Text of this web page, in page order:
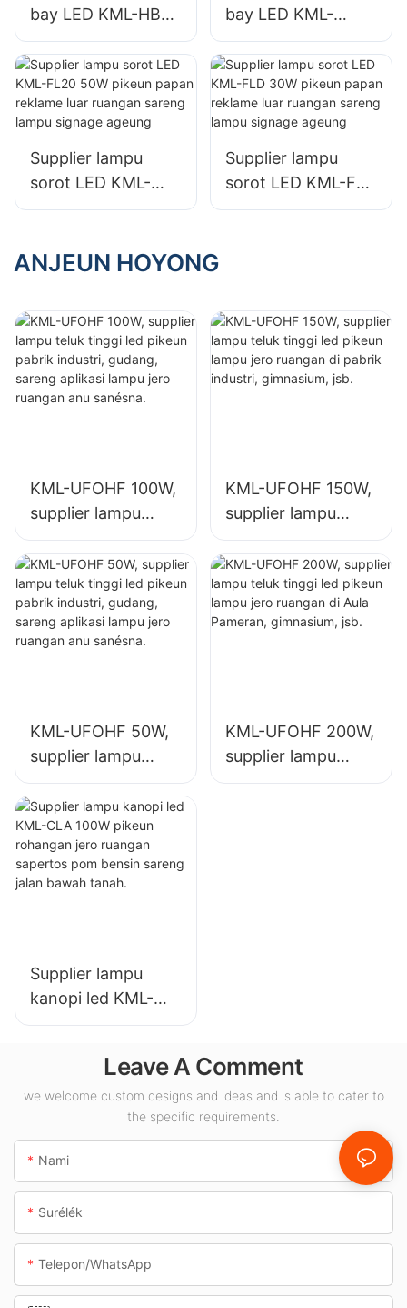
bay LED KML-HB52
100W pikeun
rohangan jero
ruangan sapertos
gedong pabrik
gudang.
bay LED KML-
UFOHA 100W
pikeun rohangan
jero ruangan
sapertos gedong
sareng gudang.
Supplier lampu
sorot LED KML-
FL20 50W pikeun
ruangan sareng
ageung
Supplier lampu
sorot LED KML-FLD
30W pikeun papan
ageung
ANJEUN HOYONG
KML-UFOHF 100W,
supplier lampu
teluk tinggi led
pikeun pabrik
industri, gudang,
sareng aplikasi
lampu jero ruangan
KML-UFOHF 150W,
supplier lampu
teluk tinggi led
pikeun lampu jero
ruangan di pabrik
industri,
KML-UFOHF 50W,
supplier lampu
teluk tinggi led
pikeun pabrik
industri, gudang,
sareng aplikasi
lampu jero ruangan
KML-UFOHF 200W,
supplier lampu
teluk tinggi led
Supplier lampu
kanopi led KML-
CLA 100W pikeun
ruangan sapertos
pom bensin sareng
jalan bawah tanah.
Leave A Comment
we welcome custom designs and ideas and is able to cater to
the specific requirements.
Nami
Surélék
Telepon/whatsApp